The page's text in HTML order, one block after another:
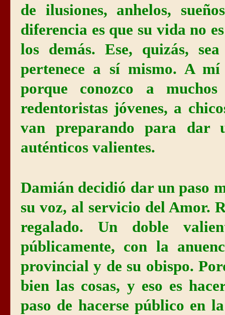
de ilusiones, anhelos,
diferencia es que su vida no
los demás. Ese, quizás,
pertenece a sí mismo. A
porque conozco a
redentoristas jóvenes, a
van preparando para dar
auténticos valientes.
Damián decidió dar un paso
su voz, al servicio del Amor.
regalado. Un doble
públicamente, con la
provincial y de su obispo.
bien las cosas, y eso es
paso de hacerse público en